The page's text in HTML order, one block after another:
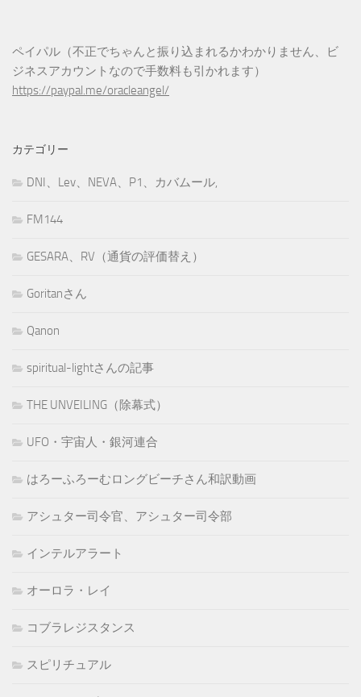
ペイパル（不正でちゃんと振り込まれるかわかりません、ビ
ジネスアカウントなので手数料も引かれます）
https://paypal.me/oracleangel/
カテゴリー
DNI、Lev、NEVA、P1、カバムール,
FM144
GESARA、RV（通貨の評価替え）
Goritanさん
Qanon
spiritual-lightさんの記事
THE UNVEILING（除幕式）
UFO・宇宙人・銀河連合
はろーふろーむロングビーチさん和訳動画
アシュター司令官、アシュター司令部
インテルアラート
オーロラ・レイ
コブラレジスタンス
スピリチュアル